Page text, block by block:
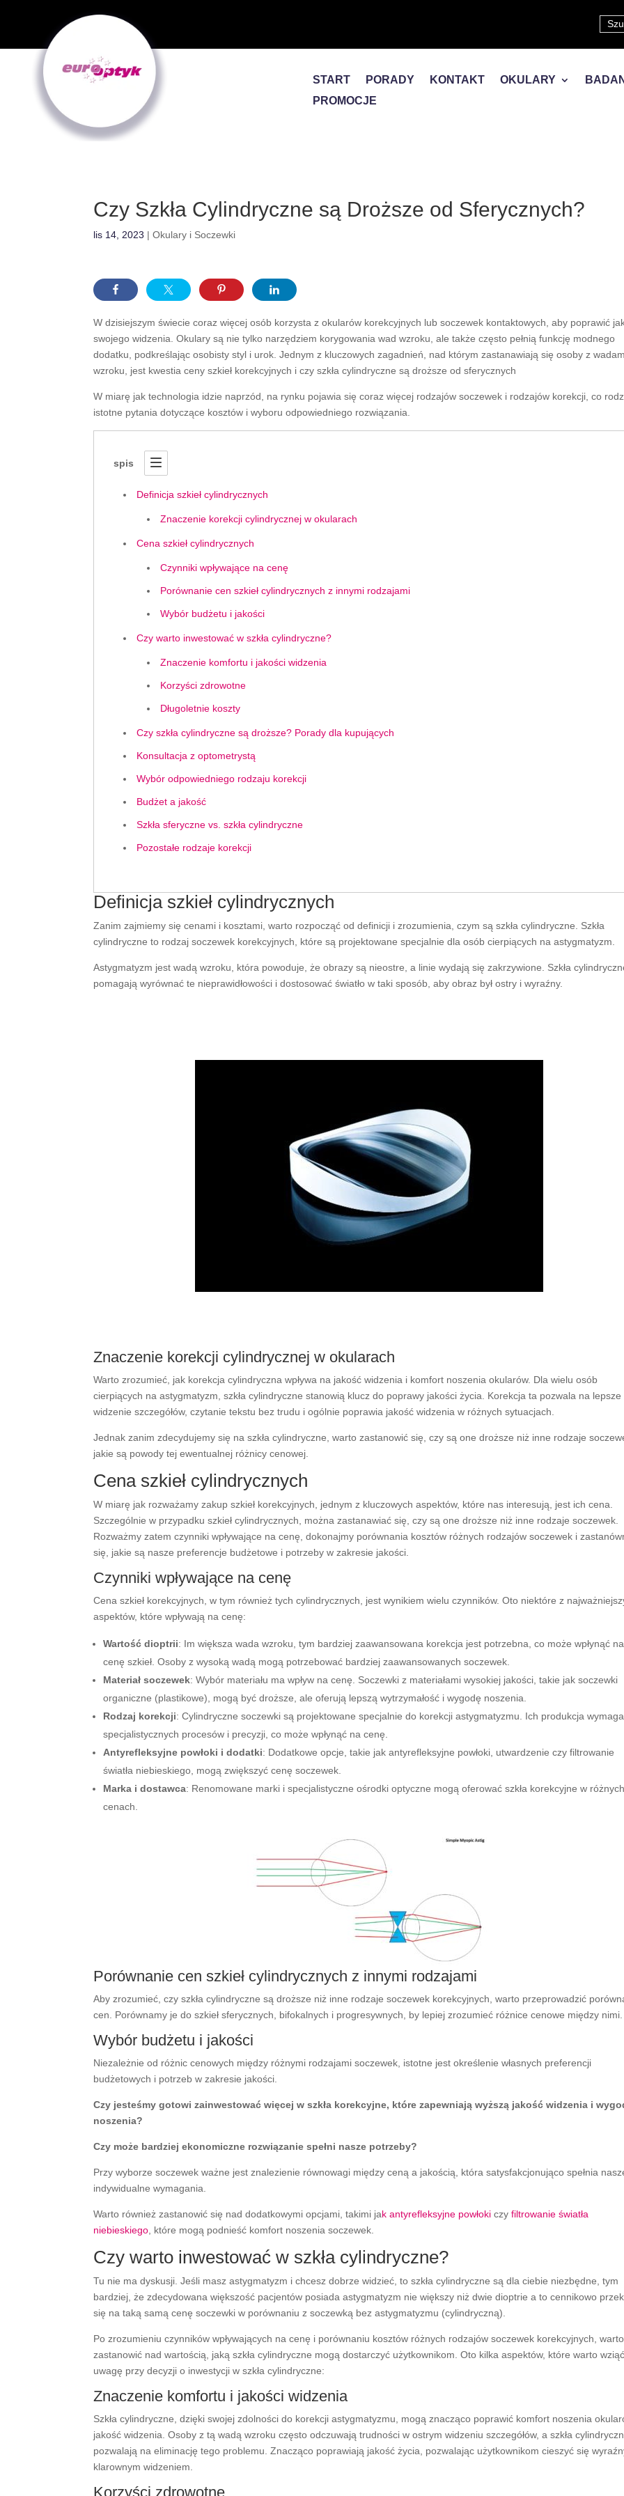
START PORADY KONTAKT OKULARY
PROMOCJE
Czy Szkła Cylindryczne są Droższe od Sferycznych?
lis 14, 2023 |Okulary i Soczewki
W dzisiejszym świecie coraz więcej osób korzysta z okularów korekcyjnych lub soczewek kontaktowych, aby poprawić
swojego widzenia. Okulary są nie tylko narzędziem korygowania wad wzroku, ale także często pełnią funkcję modnego
dodatku, podkreślając osobisty styl i urok. Jednym z kluczowych zagadnień, nad którym zastanawiają się osoby z
wzroku, jest kwestia ceny szkieł korekcyjnych i czy szkła cylindryczne są droższe od sferycznych
W miarę jak technologia idzie naprzód, na rynku pojawia się coraz więcej rodzajów soczewek i rodzajów korekcji, co
istotne pytania dotyczące kosztów i wyboru odpowiedniego rozwiązania.
spis
Definicja szkieł cylindrycznych
Znaczenie korekcji cylindrycznej w okularach
Cena szkieł cylindrycznych
Czynniki wpływające na cenę
Porównanie cen szkieł cylindrycznych z innymi rodzajami
Wybór budżetu i jakości
Czy warto inwestować w szkła cylindryczne?
Znaczenie komfortu i jakości widzenia
Korzyści zdrowotne
Długoletnie koszty
Czy szkła cylindryczne są droższe? Porady dla kupujących
Konsultacja z optometrystą
Wybór odpowiedniego rodzaju korekcji
Budżet a jakość
Szkła sferyczne vs. szkła cylindryczne
Pozostałe rodzaje korekcji
Definicja szkieł cylindrycznych
Zanim zajmiemy się cenami i kosztami, warto rozpocząć od definicji i zrozumienia, czym są szkła cylindryczne. Szkła
cylindryczne to rodzaj soczewek korekcyjnych, które są projektowane specjalnie dla osób cierpiących na astygmatyzm.
Astygmatyzm jest wadą wzroku, która powoduje, że obrazy są nieostre, a linie wydają się zakrzywione. Szkła
pomagają wyrównać te nieprawidłowości i dostosować światło w taki sposób, aby obraz był ostry i wyraźny.
Znaczenie korekcji cylindrycznej w okularach
Warto zrozumieć, jak korekcja cylindryczna wpływa na jakość widzenia i komfort noszenia okularów. Dla wielu osób
cierpiących na astygmatyzm, szkła cylindryczne stanowią klucz do poprawy jakości życia. Korekcja ta pozwala na lepsze
widzenie szczegółów, czytanie tekstu bez trudu i ogólnie poprawia jakość widzenia w różnych sytuacjach.
Jednak zanim zdecydujemy się na szkła cylindryczne, warto zastanowić się, czy są one droższe niż inne rodzaje
jakie są powody tej ewentualnej różnicy cenowej.
Cena szkieł cylindrycznych
W miarę jak rozważamy zakup szkieł korekcyjnych, jednym z kluczowych aspektów, które nas interesują, jest ich cena.
Szczególnie w przypadku szkieł cylindrycznych, można zastanawiać się, czy są one droższe niż inne rodzaje soczewek.
Rozważmy zatem czynniki wpływające na cenę, dokonajmy porównania kosztów różnych rodzajów soczewek i
się, jakie są nasze preferencje budżetowe i potrzeby w zakresie jakości.
Czynniki wpływające na cenę
Cena szkieł korekcyjnych, w tym również tych cylindrycznych, jest wynikiem wielu czynników. Oto niektóre z
aspektów, które wpływają na cenę:
Wartość dioptrii: Im większa wada wzroku, tym bardziej zaawansowana korekcja jest potrzebna, co może wpłynąć na
cenę szkieł. Osoby z wysoką wadą mogą potrzebować bardziej zaawansowanych soczewek.
Materiał soczewek: Wybór materiału ma wpływ na cenę. Soczewki z materiałami wysokiej jakości, takie jak soczewki
organiczne (plastikowe), mogą być droższe, ale oferują lepszą wytrzymałość i wygodę noszenia.
Rodzaj korekcji: Cylindryczne soczewki są projektowane specjalnie do korekcji astygmatyzmu. Ich produkcja wymaga
specjalistycznych procesów i precyzji, co może wpłynąć na cenę.
Antyrefleksyjne powłoki i dodatki: Dodatkowe opcje, takie jak antyrefleksyjne powłoki, utwardzenie czy filtrowanie
światła niebieskiego, mogą zwiększyć cenę soczewek.
Marka i dostawca: Renomowane marki i specjalistyczne ośrodki optyczne mogą oferować szkła korekcyjne w różnych
cenach.
Porównanie cen szkieł cylindrycznych z innymi rodzajami
Aby zrozumieć, czy szkła cylindryczne są droższe niż inne rodzaje soczewek korekcyjnych, warto przeprowadzić
cen. Porównamy je do szkieł sferycznych, bifokalnych i progresywnych, by lepiej zrozumieć różnice cenowe między nimi.
Wybór budżetu i jakości
Niezależnie od różnic cenowych między różnymi rodzajami soczewek, istotne jest określenie własnych preferencji
budżetowych i potrzeb w zakresie jakości.
Czy jesteśmy gotowi zainwestować więcej w szkła korekcyjne, które zapewniają wyższą jakość widzenia i
noszenia?
Czy może bardziej ekonomiczne rozwiązanie spełni nasze potrzeby?
Przy wyborze soczewek ważne jest znalezienie równowagi między ceną a jakością, która satysfakcjonująco spełnia
indywidualne wymagania.
Warto również zastanowić się nad dodatkowymi opcjami, takimi jak antyrefleksyjne powłokiczyfiltrowanie światła
niebieskiego , które mogą podnieść komfort noszenia soczewek.
Czy warto inwestować w szkła cylindryczne?
Tu nie ma dyskusji. Jeśli masz astygmatyzm i chcesz dobrze widzieć, to szkła cylindryczne są dla ciebie niezbędne, tym
bardziej, że zdecydowana większość pacjentów posiada astygmatyzm nie większy niż dwie dioptrie a to cennikowo
się na taką samą cenę soczewki w porównaniu z soczewką bez astygmatyzmu (cylindryczną).
Po zrozumieniu czynników wpływających na cenę i porównaniu kosztów różnych rodzajów soczewek korekcyjnych,
zastanowić nad wartością, jaką szkła cylindryczne mogą dostarczyć użytkownikom. Oto kilka aspektów, które warto
uwagę przy decyzji o inwestycji w szkła cylindryczne:
Znaczenie komfortu i jakości widzenia
Szkła cylindryczne, dzięki swojej zdolności do korekcji astygmatyzmu, mogą znacząco poprawić komfort noszenia
jakość widzenia. Osoby z tą wadą wzroku często odczuwają trudności w ostrym widzeniu szczegółów, a szkła
pozwalają na eliminację tego problemu. Znacząco poprawiają jakość życia, pozwalając użytkownikom cieszyć się
klarownym widzeniem.
Korzyści zdrowotne